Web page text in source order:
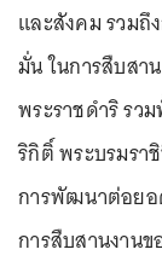
และสังคม รวมถึ
มั่น ในการสืบสา
พระราชดำริ รว
ริกิติ์ พระบรมรา
การพัฒนาต่อยอ
การสืบสานงาน